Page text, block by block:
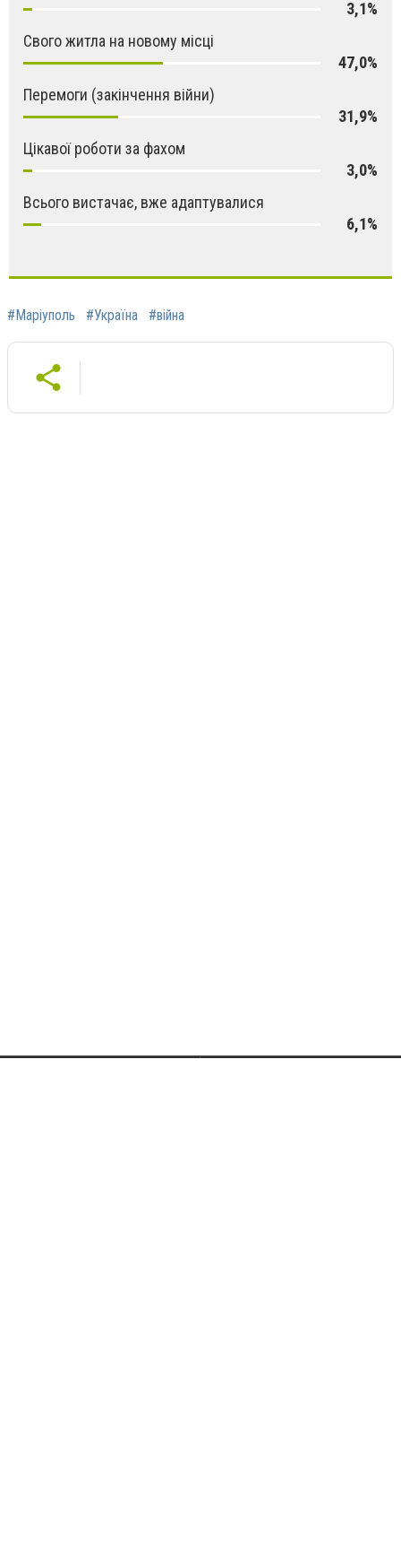
3,1%
Свого житла на новому місці
47,0%
Перемоги (закінчення війни)
31,9%
Цікавої роботи за фахом
3,0%
Всього вистачає, вже адаптувалися
6,1%
#Маріуполь #Україна #війна